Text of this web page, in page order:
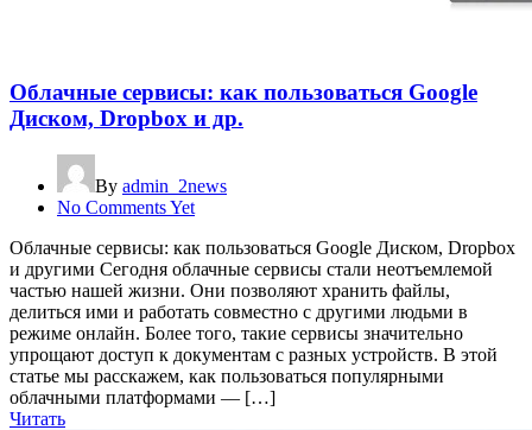
Облачные сервисы: как пользоваться Google
Диском, Dropbox и др.
By admin_2news
No Comments Yet
Облачные сервисы: как пользоваться Google Диском, Dropbox
и другими Сегодня облачные сервисы стали неотъемлемой
частью нашей жизни. Они позволяют хранить файлы,
делиться ими и работать совместно с другими людьми в
режиме онлайн. Более того, такие сервисы значительно
упрощают доступ к документам с разных устройств. В этой
статье мы расскажем, как пользоваться популярными
облачными платформами — […]
Читать